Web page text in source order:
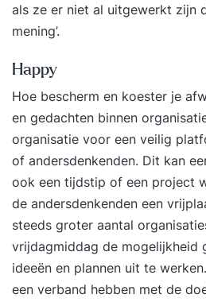
als ze er niet al uitgewerkt zijn
mening’.
Happy
Hoe bescherm en koester je
en gedachten binnen
organisatie voor een veilig
of andersdenkenden. Dit kan
ook een tijdstip of een project
de andersdenkenden een
steeds groter aantal
vrijdagmiddag de mogelijkheid
ideeën en plannen uit te
een verband hebben met de